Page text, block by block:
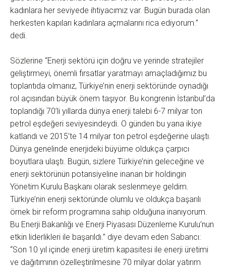
kadınlara her seviyede ihtiyacımız var. Bugün burada olan
herkesten kapıları kadınlara açmalarını rica ediyorum.”
dedi.
Sözlerine “Enerji sektörü için doğru ve yerinde stratejiler
geliştirmeyi, önemli fırsatlar yaratmayı amaçladığımız bu
toplantıda olmanız, Türkiye’nin enerji sektöründe oynadığı
rol açısından büyük önem taşıyor. Bu kongrenin İstanbul’da
toplandığı 70’li yıllarda dünya enerji talebi 6-7 milyar ton
petrol eşdeğeri seviyesindeydi. O günden bu yana ikiye
katlandı ve 2015’te 14 milyar ton petrol eşdeğerine ulaştı.
Dünya genelinde enerjideki büyüme oldukça çarpıcı
boyutlara ulaştı. Bugün, sizlere Türkiye’nin geleceğine ve
enerji sektörünün potansiyeline inanan bir holdingin
Yönetim Kurulu Başkanı olarak seslenmeye geldim.
Türkiye’nin enerji sektöründe olumlu ve oldukça başarılı
örnek bir reform programına sahip olduğuna inanıyorum.
Bu Enerji Bakanlığı ve Enerji Piyasası Düzenleme Kurulu’nun
etkin liderlikleri ile başarıldı.” diye devam eden Sabancı:
“Son 10 yıl içinde enerji üretim kapasitesi ile enerji üretimi
ve dağıtımının özelleştirilmesine 70 milyar dolar yatırım